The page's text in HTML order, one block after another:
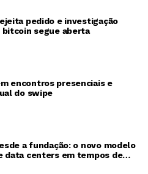
pedido e investigação
bitcoin segue aberta
encontros presenciais e
do swipe
a fundação: o novo modelo
data centers em tempos de